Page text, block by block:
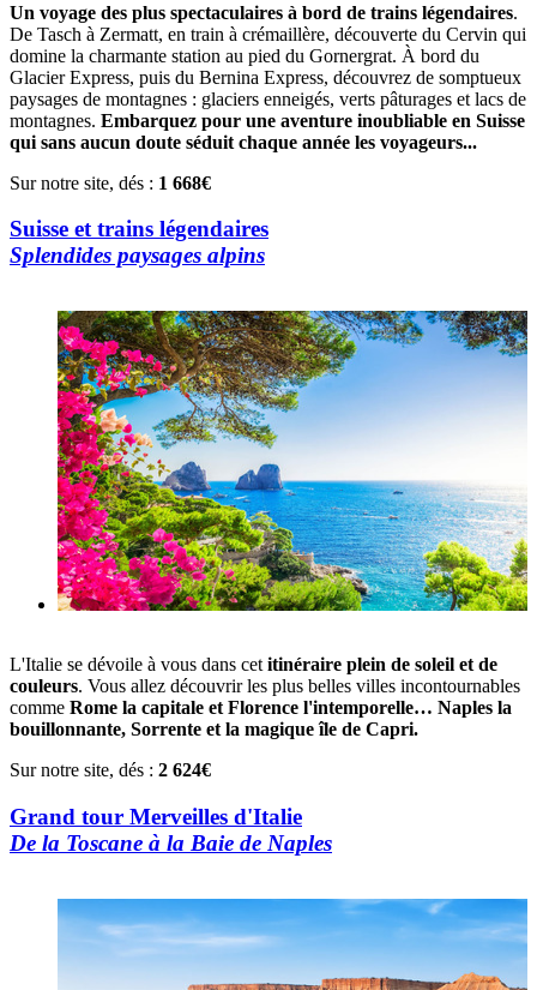
Un voyage des plus spectaculaires à bord de trains légendaires.
De Tasch à Zermatt, en train à crémaillère, découverte du Cervin qui
domine la charmante station au pied du Gornergrat. À bord du
Glacier Express, puis du Bernina Express, découvrez de somptueux
paysages de montagnes : glaciers enneigés, verts pâturages et lacs de
montagnes. Embarquez pour une aventure inoubliable en Suisse
qui sans aucun doute séduit chaque année les voyageurs...
Sur notre site, dés : 1 668€
Suisse et trains légendaires
Splendides paysages alpins
L'Italie se dévoile à vous dans cet itinéraire plein de soleil et de
couleurs. Vous allez découvrir les plus belles villes incontournables
comme Rome la capitale et Florence l'intemporelle… Naples la
bouillonnante, Sorrente et la magique île de Capri.
Sur notre site, dés : 2 624€
Grand tour Merveilles d'Italie
De la Toscane à la Baie de Naples